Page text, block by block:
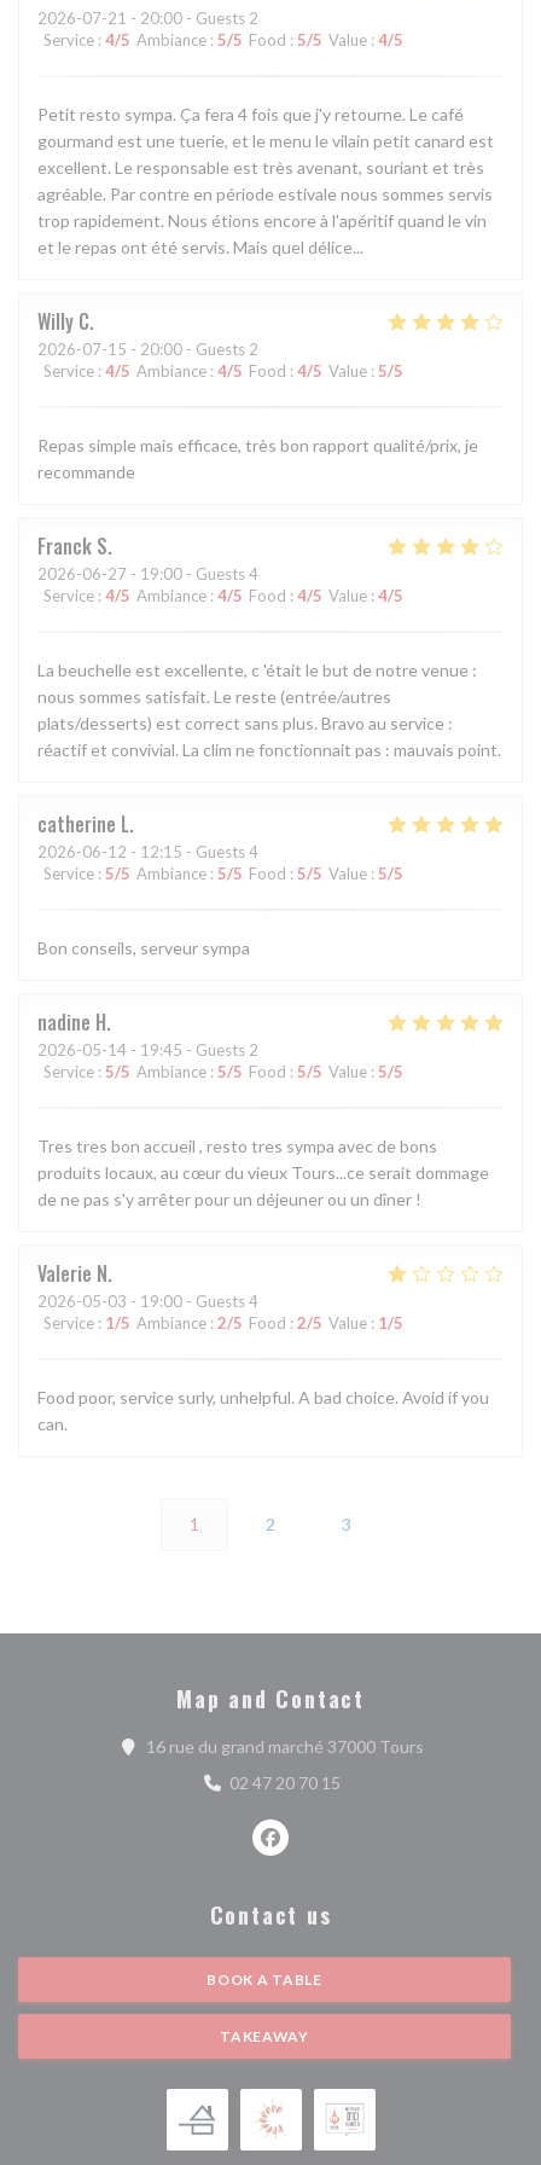
2026-07-21 - 20:00 - Guests 2
Service : 4/5 Ambiance : 5/5 Food : 5/5 Value : 4/5
Petit resto sympa. Ça fera 4 fois que j'y retourne. Le café
gourmand est une tuerie, et le menu le vilain petit canard est
excellent. Le responsable est très avenant, souriant et très
agréable. Par contre en période estivale nous sommes servis
trop rapidement. Nous étions encore à l'apéritif quand le vin
et le repas ont été servis. Mais quel délice...
Willy C
2026-07-15 - 20:00 - Guests 2
Service : 4/5 Ambiance : 4/5 Food : 4/5 Value : 5/5
Repas simple mais efficace, très bon rapport qualité/prix, je
recommande
Franck S
2026-06-27 - 19:00 - Guests 4
Service : 4/5 Ambiance : 4/5 Food : 4/5 Value : 4/5
La beuchelle est excellente, c 'était le but de notre venue :
nous sommes satisfait. Le reste (entrée/autres
plats/desserts) est correct sans plus. Bravo au service :
réactif et convivial. La clim ne fonctionnait pas : mauvais point.
catherine L
2026-06-12 - 12:15 - Guests 4
Service : 5/5 Ambiance : 5/5 Food : 5/5 Value : 5/5
Bon conseils, serveur sympa
nadine H
2026-05-14 - 19:45 - Guests 2
Service : 5/5 Ambiance : 5/5 Food : 5/5 Value : 5/5
Tres tres bon accueil , resto tres sympa avec de bons
produits locaux, au cœur du vieux Tours...ce serait dommage
de ne pas s'y arrêter pour un déjeuner ou un dîner !
Valerie N
2026-05-03 - 19:00 - Guests 4
Service : 1/5 Ambiance : 2/5 Food : 2/5 Value : 1/5
Food poor, service surly, unhelpful. A bad choice. Avoid if you
can.
1 2 3
Map and Contact
16 rue du grand marché 37000 Tours((opens in a
02 47 20 70 15
Facebook ((opens in a new
Contact us
BOOK A TABLE
TAKEAWAY